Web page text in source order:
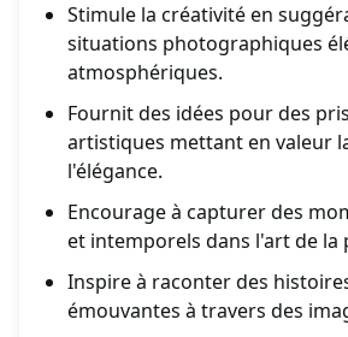
Stimule la créativité en
situations photographiques
atmosphériques.
Fournit des idées pour des
artistiques mettant en valeur
l'élégance.
Encourage à capturer des
et intemporels dans l'art de la
Inspire à raconter des
émouvantes à travers des